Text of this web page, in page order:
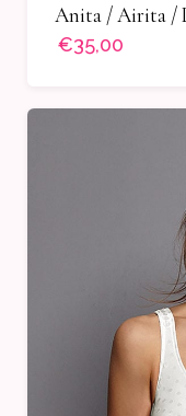
Anita / Airita /
€35,00